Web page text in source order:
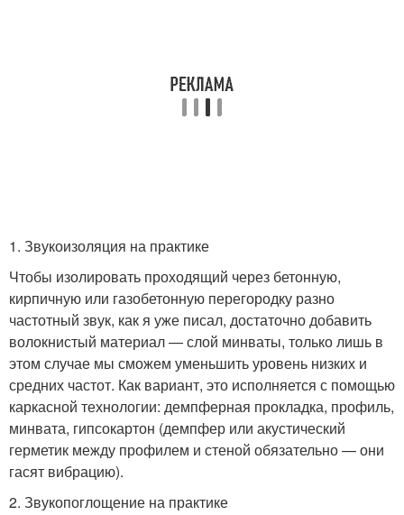
1. Звукоизоляция на практике
Чтобы изолировать проходящий через бетонную,
кирпичную или газобетонную перегородку разно
частотный звук, как я уже писал, достаточно добавить
волокнистый материал — слой минваты, только лишь в
этом случае мы сможем уменьшить уровень низких и
средних частот. Как вариант, это исполняется с помощью
каркасной технологии: демпферная прокладка, профиль,
минвата, гипсокартон (демпфер или акустический
герметик между профилем и стеной обязательно — они
гасят вибрацию).
2. Звукопоглощение на практике